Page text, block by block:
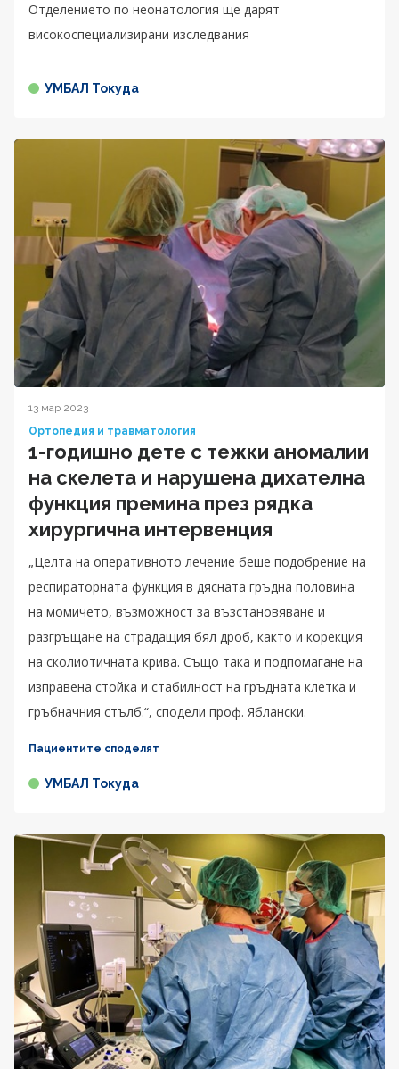
Отделението по неонатология ще дарят
високоспециализирани изследвания
УМБАЛ Токуда
13 мар 2023
Ортопедия и травматология
1-годишно дете с тежки аномалии
на скелета и нарушена дихателна
функция премина през рядка
хирургична интервенция
„Целта на оперативното лечение беше подобрение на
респираторната функция в дясната гръдна половина
на момичето, възможност за възстановяване и
разгръщане на страдащия бял дроб, както и корекция
на сколиотичната крива. Също така и подпомагане на
изправена стойка и стабилност на гръдната клетка и
гръбначния стълб.“, сподели проф. Яблански.
Пациентите споделят
УМБАЛ Токуда